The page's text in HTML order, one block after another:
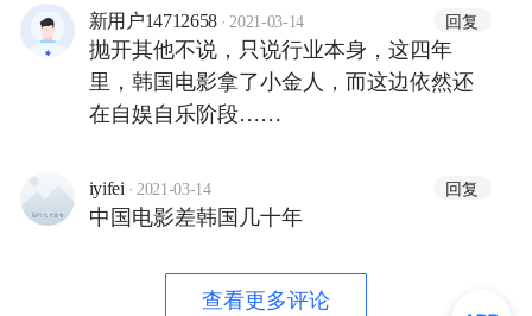
新用户14712658 · 2021-03-14 回复
抛开其他不说，只说行业本身，这四年
里，韩国电影拿了小金人，而这边依然还
在自娱自乐阶段……
iyifei · 2021-03-14 回复
中国电影差韩国几十年
查看更多评论